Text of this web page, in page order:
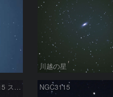
川越の星
Caldwell 53 （NGC3115 スピンドル銀河） NGC3115